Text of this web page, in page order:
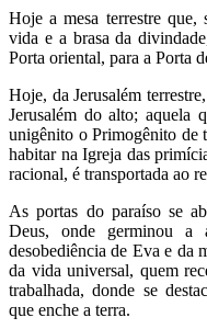
Hoje a mesa terrestre que,
vida e a brasa da
Porta oriental, para a Porta
Hoje, da Jerusalém
Jerusalém do alto; aquela
unigênito o Primogênito de
habitar na Igreja das
racional, é transportada ao
As portas do paraíso se
Deus, onde germinou a
desobediência de Eva e da
da vida universal, quem
trabalhada, donde se
que enche a terra.